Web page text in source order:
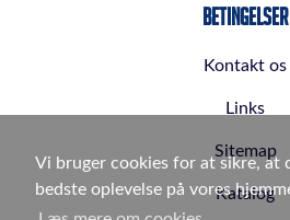
Vi bruger cookies for at sikre, at
bedste oplevelse på vores
Betingelser
Kontakt os
Links
Sitemap
Katalog